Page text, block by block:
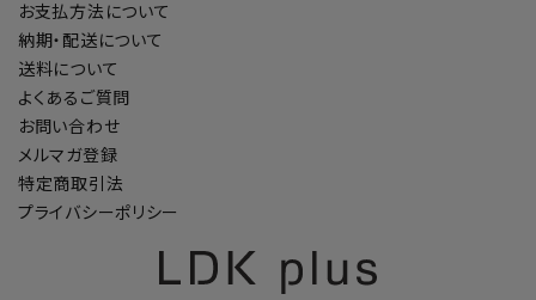
お支払方法について
納期・配送について
送料について
よくあるご質問
お問い合わせ
メルマガ登録
特定商取引法
プライバシーポリシー